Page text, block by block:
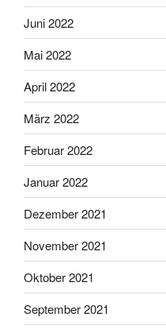
Juni 2022
Mai 2022
April 2022
März 2022
Februar 2022
Januar 2022
Dezember 2021
November 2021
Oktober 2021
September 2021